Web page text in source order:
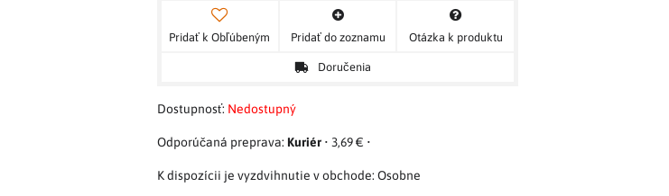
Pridať k Obľúbeným Pridať do zoznamu Otázka k produktu
Doručenia
Dostupnosť: Nedostupný
Kuriér • 3,69 € •
Osobne